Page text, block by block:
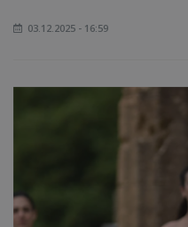
03.12.2025 - 16:59